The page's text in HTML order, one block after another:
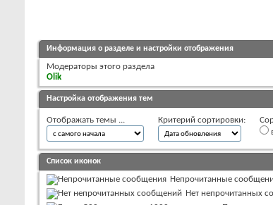
Информация о разделе и настройки отображения
Модераторы этого раздела
Olik
Настройка отображения тем
Отображать темы ... Критерий сортировки:
Список иконок
Непрочитанные
Нет непрочитанных